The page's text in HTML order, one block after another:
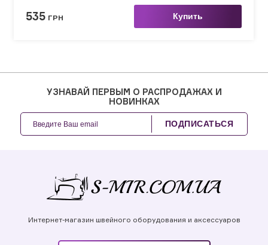
535 ГРН Купить
УЗНАВАЙ ПЕРВЫМ О РАСПРОДАЖАХ И
НОВИНКАХ
ПОДПИСАТЬСЯ
Интернет-магазин швейного оборудования и аксессуаров